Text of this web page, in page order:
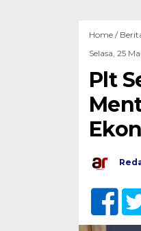
Home /
Selasa, 25
Plt